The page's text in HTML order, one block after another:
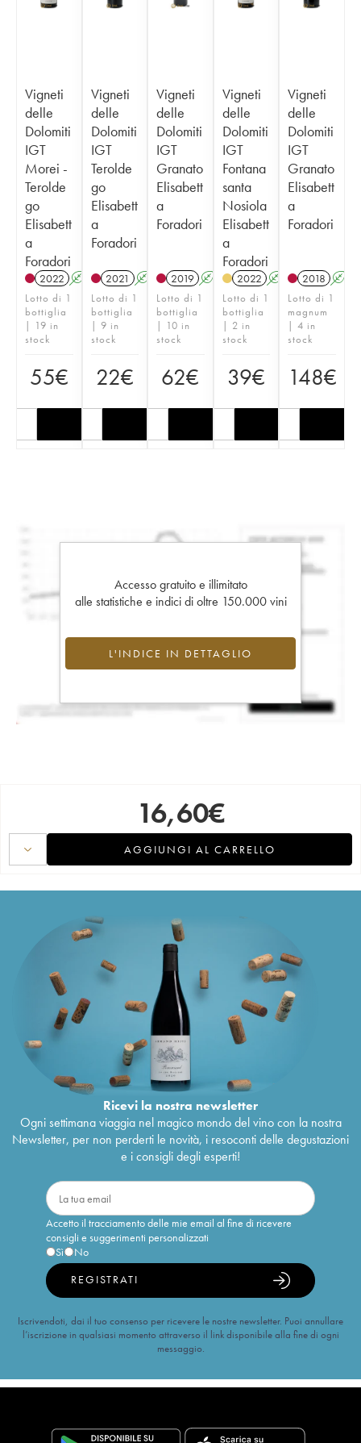
Vigneti
delle
Dolomiti
IGT
Morei -
Terolde
go
Elisabett
a
Foradori
2022 A K
Lotto di 1
bottiglia
| 19 in
stock
55€
Vigneti
delle
Dolomiti
IGT
Terolde
go
Elisabett
a
Foradori
2021 A K
Lotto di 1
bottiglia
| 9 in
stock
22€
Vigneti
delle
Dolomiti
IGT
Granato
Elisabett
a
Foradori
2019 A K
Lotto di 1
bottiglia
| 10 in
stock
62€
Vigneti
delle
Dolomiti
IGT
Fontana
santa
Nosiola
Elisabett
a
Foradori
2022 A K
Lotto di 1
bottiglia
| 2 in
stock
39€
Vigneti
delle
Dolomiti
IGT
Granato
Elisabett
a
Foradori
2018 A
Lotto di 1
magnum
| 4 in
stock
148€
Accesso gratuito e illimitato
alle statistiche e indici di oltre 150.000 vini
L'INDICE IN DETTAGLIO
16,60€
AGGIUNGI AL CARRELLO
Ricevi la nostra newsletter
Ogni settimana viaggia nel magico mondo del vino con la nostra
Newsletter, per non perderti le novità, i resoconti delle degustazioni
e i consigli degli esperti!
Accetto il tracciamento delle mie email al fine di ricevere
consigli e suggerimenti personalizzati
Sì
No
REGISTRATI
Iscrivendoti, dai il tuo consenso per ricevere le nostre newsletter. Puoi annullare
l’iscrizione in qualsiasi momento attraverso il link disponibile alla fine di ogni
messaggio.